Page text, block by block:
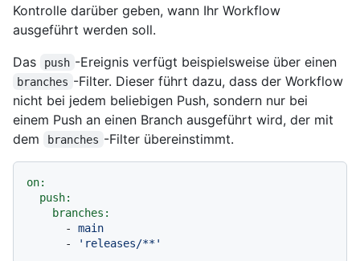
Kontrolle darüber geben, wann Ihr Workflow
ausgeführt werden soll.
Das
push -Ereignis verfügt beispielsweise über einen
branches -Filter. Dieser führt dazu, dass der Workflow
nicht bei jedem beliebigen Push, sondern nur bei
einem Push an einen Branch ausgeführt wird, der mit
dem
branches -Filter übereinstimmt.
on:
push:
branches:
-
main
-
'releases/**'